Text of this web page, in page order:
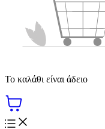
Το καλάθι είναι άδειο